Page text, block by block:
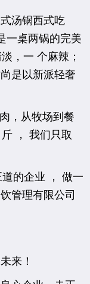
汤锅西式吃
一桌两锅的完美
，一 个麻辣；
是以新派轻奢
，从牧场到餐
， 我们只取
的企业 ， 做一
管理有限公司
来！